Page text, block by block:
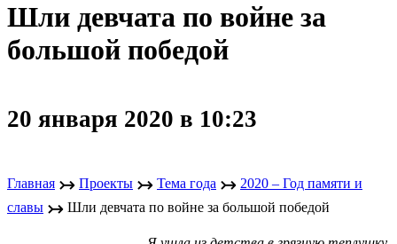
Шли девчата по войне за
большой победой
20 января 2020 в 10:23
Главная ↣ Проекты ↣ Тема года ↣ 2020 – Год памяти и
славы ↣ Шли девчата по войне за большой победой